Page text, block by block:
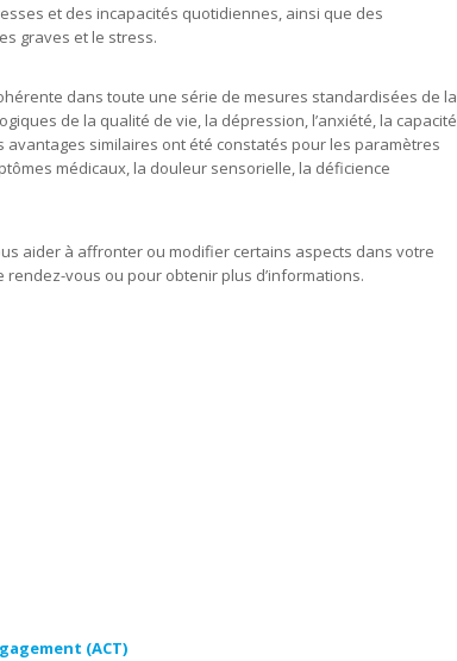
et des incapacités quotidiennes, ainsi que des
graves et le stress.
dans toute une série de mesures standardisées de la
de la qualité de vie, la dépression, l’anxiété, la capacité
avantages similaires ont été constatés pour les paramètres
médicaux, la douleur sensorielle, la déficience
aider à affronter ou modifier certains aspects dans votre
rendez-vous ou pour obtenir plus d’informations.
(ACT)